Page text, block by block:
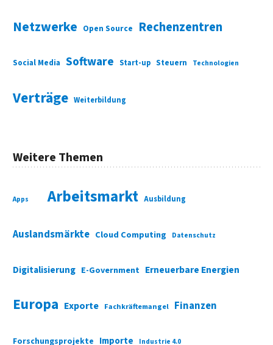
Netzwerke Open Source Rechenzentren
Social Media Software Start-up Steuern Technologien
Verträge Weiterbildung
Weitere Themen
Apps Arbeitsmarkt Ausbildung
Auslandsmärkte Cloud Computing Datenschutz
Digitalisierung E-Government Erneuerbare Energien
Europa Exporte Fachkräftemangel Finanzen
Forschungsprojekte Importe Industrie 4.0